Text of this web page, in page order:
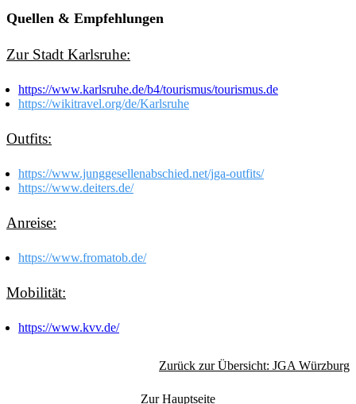
Quellen & Empfehlungen
Zur Stadt Karlsruhe:
https://www.karlsruhe.de/b4/tourismus/tourismus.de
https://wikitravel.org/de/Karlsruhe
Outfits:
https://www.junggesellenabschied.net/jga-outfits/
https://www.deiters.de/
Anreise:
https://www.fromatob.de/
Mobilität:
https://www.kvv.de/
Zurück zur Übersicht: JGA Würzburg
Zur Hauptseite